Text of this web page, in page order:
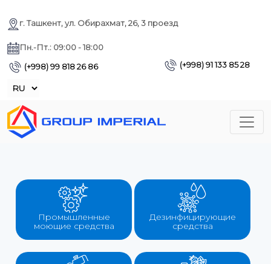
г. Ташкент, ул. Обирахмат, 26, 3 проезд
Пн.-Пт.: 09:00 - 18:00
(+998) 99 818 26 86
(+998) 91 133 85 28
Промышленные
моющие средства
Дезинфицирующие
средства